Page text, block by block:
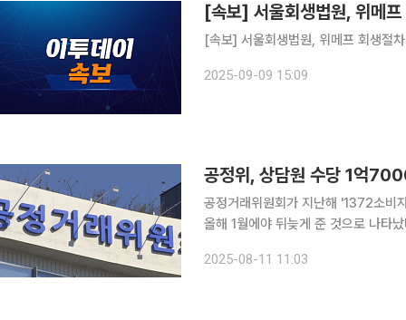
[속보] 서울회생법원, 위메
[속보] 서울회생법원, 위메프 회생절
2025-09-09 15:09
공정위, 상담원 수당 1억
공정거래위원회가 지난해 '1372소비
올해 1월에야 뒤늦게 준 것으로 나타
원실이 공정위와 국회예산정책처에
2025-08-11 11:03